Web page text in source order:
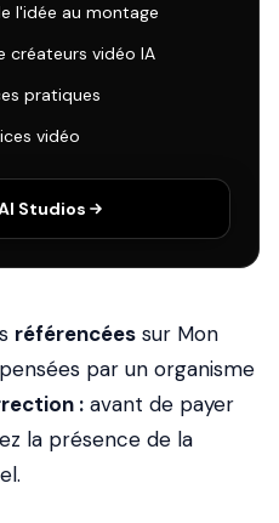
l'idée au montage
créateurs vidéo IA
pratiques
vidéo
Studios
référencées sur Mon
par un organisme
: avant de payer
la présence de la